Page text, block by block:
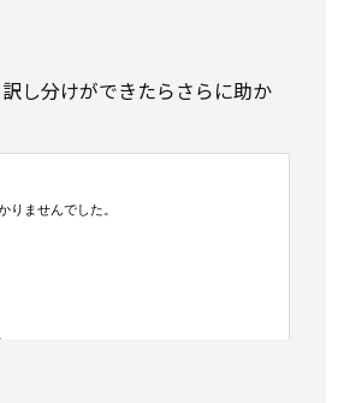
し分けができたらさらに助か